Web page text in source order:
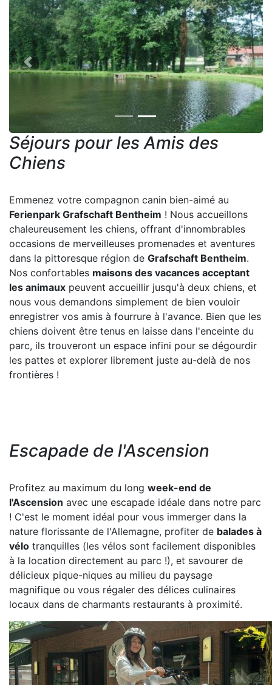
Previous Next
Séjours pour les Amis des
Chiens
Emmenez votre compagnon canin bien-aimé au
Ferienpark Grafschaft Bentheim ! Nous accueillons
chaleureusement les chiens, offrant d'innombrables
occasions de merveilleuses promenades et aventures
dans la pittoresque région de Grafschaft Bentheim.
Nos confortables maisons des vacances acceptant
les animaux peuvent accueillir jusqu'à deux chiens, et
nous vous demandons simplement de bien vouloir
enregistrer vos amis à fourrure à l'avance. Bien que les
chiens doivent être tenus en laisse dans l'enceinte du
parc, ils trouveront un espace infini pour se dégourdir
les pattes et explorer librement juste au-delà de nos
frontières !
Escapade de l'Ascension
Profitez au maximum du long week-end de
l'Ascension avec une escapade idéale dans notre parc
! C'est le moment idéal pour vous immerger dans la
nature florissante de l'Allemagne, profiter de balades à
vélo tranquilles (les vélos sont facilement disponibles
à la location directement au parc !), et savourer de
délicieux pique-niques au milieu du paysage
magnifique ou vous régaler des délices culinaires
locaux dans de charmants restaurants à proximité.